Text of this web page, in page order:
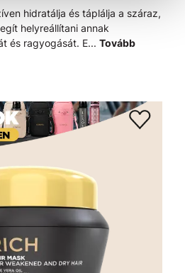
hidratálja és táplálja a száraz,
helyreállítani annak
és ragyogását. E... Tovább